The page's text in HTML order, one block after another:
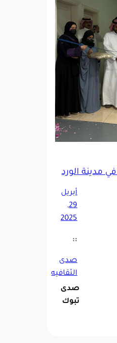
مدينة الورد
أبريل
29,
2025
::
صدى
الثقافيه
صدى
تبوك